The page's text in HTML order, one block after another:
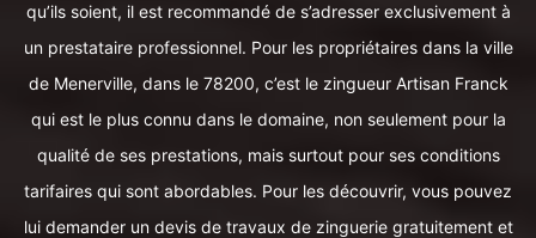
qu’ils soient, il est recommandé de s’adresser exclusivement à
un prestataire professionnel. Pour les propriétaires dans la ville
de Menerville, dans le 78200, c’est le zingueur Artisan Franck
qui est le plus connu dans le domaine, non seulement pour la
qualité de ses prestations, mais surtout pour ses conditions
tarifaires qui sont abordables. Pour les découvrir, vous pouvez
lui demander un devis de travaux de zinguerie gratuitement et